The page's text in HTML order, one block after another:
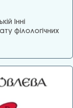
Інні
філологічних